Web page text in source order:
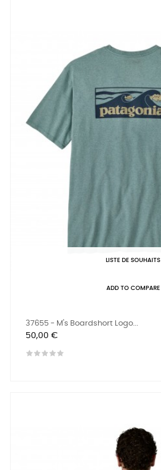
LISTE DE SOUHAITS
ADD TO COMPARE
37655 - M's Boardshort Logo...
Prix
50,00 €